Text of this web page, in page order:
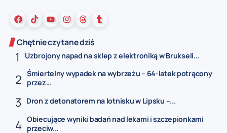
Chętnie czytane dziś
Uzbrojony napad na sklep z elektroniką w Brukseli...
Śmiertelny wypadek na wybrzeżu – 64-latek potrącony
przez...
Dron z detonatorem na lotnisku w Lipsku –...
Obiecujące wyniki badań nad lekami i szczepionkami
przeciw...